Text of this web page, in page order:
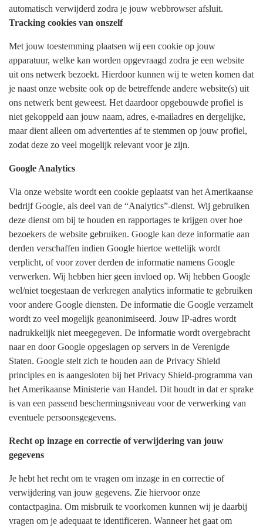
automatisch verwijderd zodra je jouw webbrowser afsluit.
Tracking cookies van onszelf
Met jouw toestemming plaatsen wij een cookie op jouw
apparatuur, welke kan worden opgevraagd zodra je een website
uit ons netwerk bezoekt. Hierdoor kunnen wij te weten komen dat
je naast onze website ook op de betreffende andere website(s) uit
ons netwerk bent geweest. Het daardoor opgebouwde profiel is
niet gekoppeld aan jouw naam, adres, e-mailadres en dergelijke,
maar dient alleen om advertenties af te stemmen op jouw profiel,
zodat deze zo veel mogelijk relevant voor je zijn.
Google Analytics
Via onze website wordt een cookie geplaatst van het Amerikaanse
bedrijf Google, als deel van de “Analytics”-dienst. Wij gebruiken
deze dienst om bij te houden en rapportages te krijgen over hoe
bezoekers de website gebruiken. Google kan deze informatie aan
derden verschaffen indien Google hiertoe wettelijk wordt
verplicht, of voor zover derden de informatie namens Google
verwerken. Wij hebben hier geen invloed op. Wij hebben Google
wel/niet toegestaan de verkregen analytics informatie te gebruiken
voor andere Google diensten. De informatie die Google verzamelt
wordt zo veel mogelijk geanonimiseerd. Jouw IP-adres wordt
nadrukkelijk niet meegegeven. De informatie wordt overgebracht
naar en door Google opgeslagen op servers in de Verenigde
Staten. Google stelt zich te houden aan de Privacy Shield
principles en is aangesloten bij het Privacy Shield-programma van
het Amerikaanse Ministerie van Handel. Dit houdt in dat er sprake
is van een passend beschermingsniveau voor de verwerking van
eventuele persoonsgegevens.
Recht op inzage en correctie of verwijdering van jouw
gegevens
Je hebt het recht om te vragen om inzage in en correctie of
verwijdering van jouw gegevens. Zie hiervoor onze
contactpagina. Om misbruik te voorkomen kunnen wij je daarbij
vragen om je adequaat te identificeren. Wanneer het gaat om